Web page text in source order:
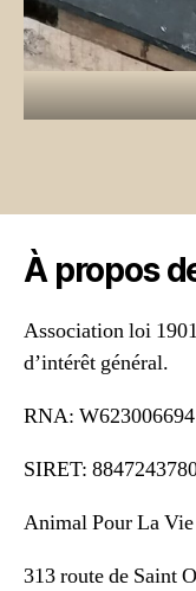
À propos
Association loi
d’intérêt général.
RNA: W623006694
SIRET:
Animal Pour La Vie
313 route de Saint